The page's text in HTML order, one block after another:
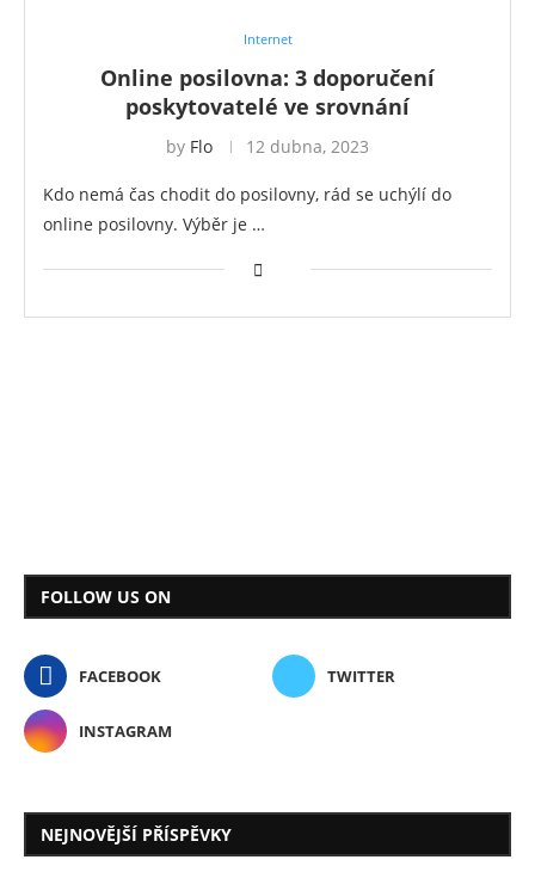
Internet
Online posilovna: 3 doporučení
poskytovatelé ve srovnání
by Flo 12 dubna, 2023
Kdo nemá čas chodit do posilovny, rád se uchýlí do
online posilovny. Výběr je …
FOLLOW US ON
FACEBOOK TWITTER
INSTAGRAM
NEJNOVĚJŠÍ PŘÍSPĚVKY